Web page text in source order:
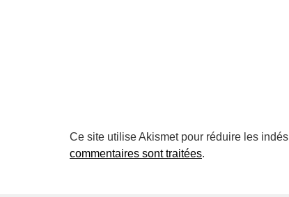
Ce site utilise Akismet pour réduire les
commentaires sont traitées.